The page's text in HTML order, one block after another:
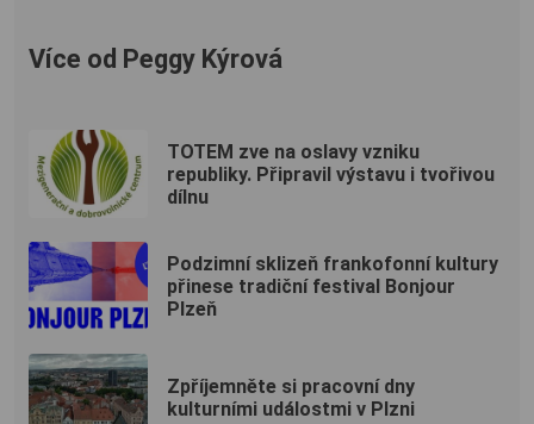
Více od Peggy Kýrová
TOTEM zve na oslavy vzniku
republiky. Připravil výstavu i tvořivou
dílnu
Podzimní sklizeň frankofonní kultury
přinese tradiční festival Bonjour
Plzeň
Zpříjemněte si pracovní dny
kulturními událostmi v Plzni